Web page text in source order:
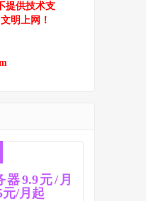
提供技术支
明上网！
9.9元/月
/月起